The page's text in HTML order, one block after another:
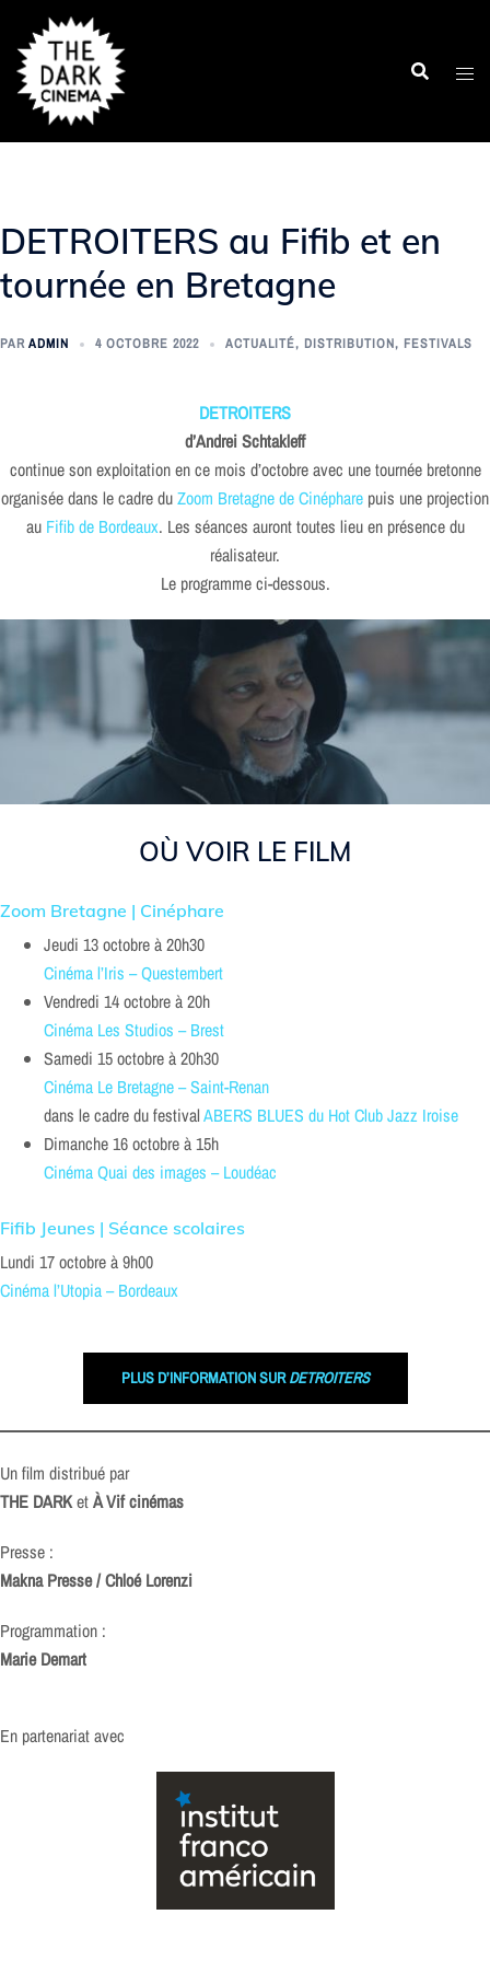
contenu
DETROITERS au Fifib et en
tournée en Bretagne
PARADMIN 4 OCTOBRE 2022 ACTUALITÉ, DISTRIBUTION, FESTIVALS
DETROITERS
d’Andrei Schtakleff
continue son exploitation en ce mois d’octobre avec une tournée bretonne
organisée dans le cadre duZoom Bretagne de Cinéphare puis une projection
au Fifib de Bordeaux. Les séances auront toutes lieu en présence du
réalisateur.
Le programme ci-dessous.
OÙ VOIR LE FILM
Zoom Bretagne | Cinéphare
Jeudi 13 octobre à 20h30
Cinéma l’Iris – Questembert
Vendredi 14 octobre à 20h
Cinéma Les Studios – Brest
Samedi 15 octobre à 20h30
Cinéma Le Bretagne – Saint-Renan
dans le cadre du festivalABERS BLUES du Hot Club Jazz Iroise
Dimanche 16 octobre à 15h
Cinéma Quai des images – Loudéac
Fifib Jeunes | Séance scolaires
Lundi 17 octobre à 9h00
Cinéma l’Utopia – Bordeaux
PLUS D’INFORMATION SURDETROITERS
Un film distribué par
THE DARKetÀ Vif cinémas
Presse :
Makna Presse / Chloé Lorenzi
Programmation :
Marie Demart
En partenariat avec